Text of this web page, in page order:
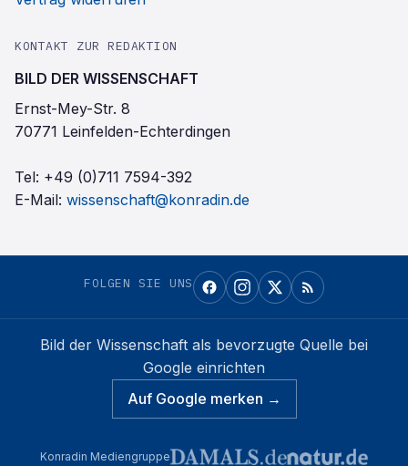
KONTAKT ZUR REDAKTION
BILD DER WISSENSCHAFT
Ernst-Mey-Str. 8
70771 Leinfelden-Echterdingen
Tel: +49 (0)711 7594-392
E-Mail: wissenschaft@konradin.de
FOLGEN SIE UNS
Bild der Wissenschaft als bevorzugte Quelle bei
Google einrichten
Auf Google merken →
Konradin Mediengruppe